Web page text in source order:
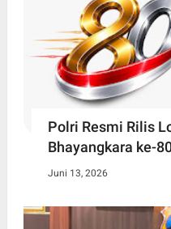
Polri Resmi Rilis
Bhayangkara ke-
Juni 13, 2026